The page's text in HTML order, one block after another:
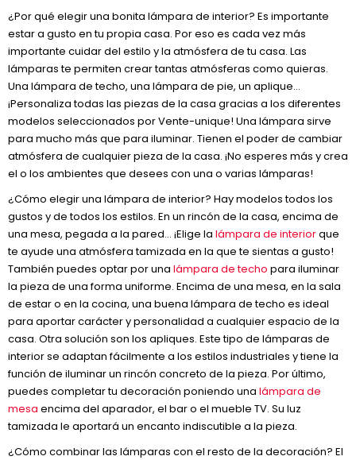
¿Por qué elegir una bonita lámpara de interior? Es importante
estar a gusto en tu propia casa. Por eso es cada vez más
importante cuidar del estilo y la atmósfera de tu casa. Las
lámparas te permiten crear tantas atmósferas como quieras.
Una lámpara de techo, una lámpara de pie, un aplique…
¡Personaliza todas las piezas de la casa gracias a los diferentes
modelos seleccionados por Vente-unique! Una lámpara sirve
para mucho más que para iluminar. Tienen el poder de cambiar
atmósfera de cualquier pieza de la casa. ¡No esperes más y crea
el o los ambientes que desees con una o varias lámparas!
¿Cómo elegir una lámpara de interior? Hay modelos todos los
gustos y de todos los estilos. En un rincón de la casa, encima de
una mesa, pegada a la pared… ¡Elige la lámpara de interiorque
te ayude una atmósfera tamizada en la que te sientas a gusto!
También puedes optar por una lámpara de techo para iluminar
la pieza de una forma uniforme. Encima de una mesa, en la sala
de estar o en la cocina, una buena lámpara de techo es ideal
para aportar carácter y personalidad a cualquier espacio de la
casa. Otra solución son los apliques. Este tipo de lámparas de
interior se adaptan fácilmente a los estilos industriales y tiene la
función de iluminar un rincón concreto de la pieza. Por último,
puedes completar tu decoración poniendo una lámpara de
mesa encima del aparador, el bar o el mueble TV. Su luz
tamizada le aportará un encanto indiscutible a la pieza.
¿Cómo combinar las lámparas con el resto de la decoración? El